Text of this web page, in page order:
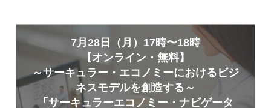
7月28日（月）17時〜18時
【オンライン・無料】
～サーキュラー・エコノミーにおけるビジ
ネスモデルを創造する～
「サーキュラーエコノミー・ナビゲータ